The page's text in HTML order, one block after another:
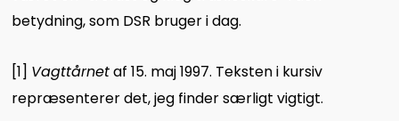
betydning, som DSR bruger i dag.
[1] Vagttårnetaf 15. maj 1997. Teksten i kursiv
repræsenterer det, jeg finder særligt vigtigt.